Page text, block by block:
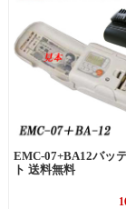
EMC-07+BA12バッ
ト 送料無料